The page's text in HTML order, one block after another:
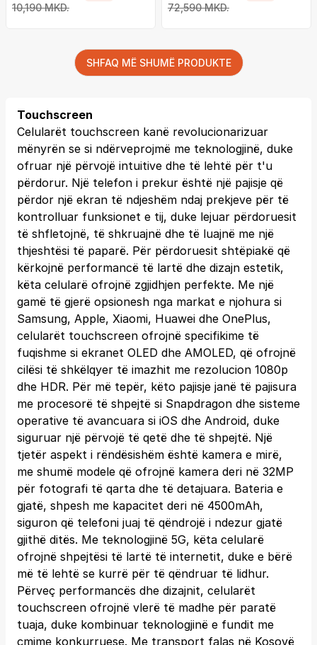
10,190 MKD. 72,590 MKD.
SHFAQ MË SHUMË PRODUKTE
Touchscreen
Celularët touchscreen kanë revolucionarizuar
mënyrën se si ndërveprojmë me teknologjinë, duke
ofruar një përvojë intuitive dhe të lehtë për t'u
përdorur. Një telefon i prekur është një pajisje që
përdor një ekran të ndjeshëm ndaj prekjeve për të
kontrolluar funksionet e tij, duke lejuar përdoruesit
të shfletojnë, të shkruajnë dhe të luajnë me një
thjeshtësi të paparë. Për përdoruesit shtëpiakë që
kërkojnë performancë të lartë dhe dizajn estetik,
këta celularë ofrojnë zgjidhjen perfekte. Me një
gamë të gjerë opsionesh nga markat e njohura si
Samsung, Apple, Xiaomi, Huawei dhe OnePlus,
celularët touchscreen ofrojnë specifikime të
fuqishme si ekranet OLED dhe AMOLED, që ofrojnë
cilësi të shkëlqyer të imazhit me rezolucion 1080p
dhe HDR. Për më tepër, këto pajisje janë të pajisura
me procesorë të shpejtë si Snapdragon dhe sisteme
operative të avancuara si iOS dhe Android, duke
siguruar një përvojë të qetë dhe të shpejtë. Një
tjetër aspekt i rëndësishëm është kamera e mirë,
me shumë modele që ofrojnë kamera deri në 32MP
për fotografi të qarta dhe të detajuara. Bateria e
gjatë, shpesh me kapacitet deri në 4500mAh,
siguron që telefoni juaj të qëndrojë i ndezur gjatë
gjithë ditës. Me teknologjinë 5G, këta celularë
ofrojnë shpejtësi të lartë të internetit, duke e bërë
më të lehtë se kurrë për të qëndruar të lidhur.
Përveç performancës dhe dizajnit, celularët
touchscreen ofrojnë vlerë të madhe për paratë
tuaja, duke kombinuar teknologjinë e fundit me
çmime konkurruese. Me transport falas në Kosovë